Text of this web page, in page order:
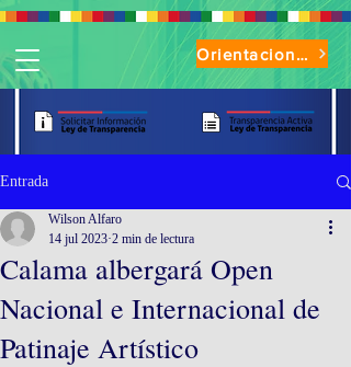
Orientaciones de Uso Parque Oasis
Entrada
Calama albergará Open
Nacional e Internacional de
Patinaje Artístico
Wilson Alfaro
14 jul 2023 2 min de lectura